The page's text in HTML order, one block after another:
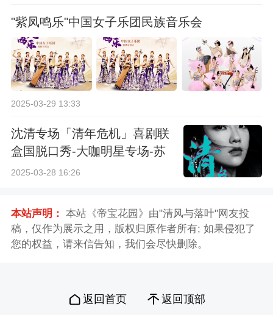
"紫凤鸣乐"中国女子乐团民族音乐会
2025-03-29 13:33
沈清专场「清年危机」喜剧联
盒国脱口秀-大咖明星专场-苏
州站
2025-03-28 16:26
本站声明： 本站《帝宝花园》由"清风与落叶"网友投
稿，仅作为展示之用，版权归原作者所有; 如果侵犯了
您的权益，请来信告知，我们会尽快删除。
返回首页 返回顶部